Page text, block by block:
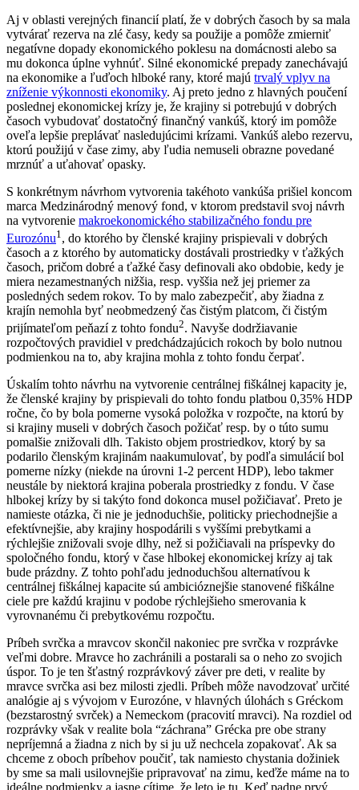
Aj v oblasti verejných financií platí, že v dobrých časoch by sa mala
vytvárať rezerva na zlé časy, kedy sa použije a pomôže zmierniť
negatívne dopady ekonomického poklesu na domácnosti alebo sa
mu dokonca úplne vyhnúť. Silné ekonomické prepady zanechávajú
na ekonomike a ľuďoch hlboké rany, ktoré majú trvalý vplyv na
zníženie výkonnosti ekonomiky. Aj preto jedno z hlavných poučení
poslednej ekonomickej krízy je, že krajiny si potrebujú v dobrých
časoch vybudovať dostatočný finančný vankúš, ktorý im pomôže
oveľa lepšie preplávať nasledujúcimi krízami. Vankúš alebo rezervu,
ktorú použijú v čase zimy, aby ľudia nemuseli obrazne povedané
mrznúť a uťahovať opasky.
S konkrétnym návrhom vytvorenia takéhoto vankúša prišiel koncom
marca Medzinárodný menový fond, v ktorom predstavil svoj návrh
na vytvorenie makroekonomického stabilizačného fondu pre
Eurozónu1 , do ktorého by členské krajiny prispievali v dobrých
časoch a z ktorého by automaticky dostávali prostriedky v ťažkých
časoch, pričom dobré a ťažké časy definovali ako obdobie, kedy je
miera nezamestnaných nižšia, resp. vyššia než jej priemer za
posledných sedem rokov. To by malo zabezpečiť, aby žiadna z
krajín nemohla byť neobmedzený čas čistým platcom, či čistým
prijímateľom peňazí z tohto fondu2. Navyše dodržiavanie
rozpočtových pravidiel v predchádzajúcich rokoch by bolo nutnou
podmienkou na to, aby krajina mohla z tohto fondu čerpať.
Úskalím tohto návrhu na vytvorenie centrálnej fiškálnej kapacity je,
že členské krajiny by prispievali do tohto fondu platbou 0,35% HDP
ročne, čo by bola pomerne vysoká položka v rozpočte, na ktorú by
si krajiny museli v dobrých časoch požičať resp. by o túto sumu
pomalšie znižovali dlh. Takisto objem prostriedkov, ktorý by sa
podarilo členským krajinám naakumulovať, by podľa simulácií bol
pomerne nízky (niekde na úrovni 1-2 percent HDP), lebo takmer
neustále by niektorá krajina poberala prostriedky z fondu. V čase
hlbokej krízy by si takýto fond dokonca musel požičiavať. Preto je
namieste otázka, či nie je jednoduchšie, politicky priechodnejšie a
efektívnejšie, aby krajiny hospodárili s vyššími prebytkami a
rýchlejšie znižovali svoje dlhy, než si požičiavali na príspevky do
spoločného fondu, ktorý v čase hlbokej ekonomickej krízy aj tak
bude prázdny. Z tohto pohľadu jednoduchšou alternatívou k
centrálnej fiškálnej kapacite sú ambicióznejšie stanovené fiškálne
ciele pre každú krajinu v podobe rýchlejšieho smerovania k
vyrovnanému či prebytkovému rozpočtu.
Príbeh svrčka a mravcov skončil nakoniec pre svrčka v rozprávke
veľmi dobre. Mravce ho zachránili a postarali sa o neho zo svojich
úspor. To je ten šťastný rozprávkový záver pre deti, v realite by
mravce svrčka asi bez milosti zjedli. Príbeh môže navodzovať určité
analógie aj s vývojom v Eurozóne, v hlavných úlohách s Gréckom
(bezstarostný svrček) a Nemeckom (pracovití mravci). Na rozdiel od
rozprávky však v realite bola “záchrana” Grécka pre obe strany
nepríjemná a žiadna z nich by si ju už nechcela zopakovať. Ak sa
chceme z oboch príbehov poučiť, tak namiesto chystania dožiniek
by sme sa mali usilovnejšie pripravovať na zimu, keďže máme na to